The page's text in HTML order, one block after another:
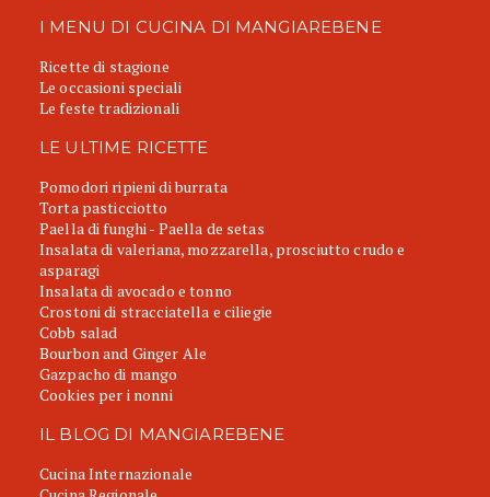
I MENU DI CUCINA DI MANGIAREBENE
Ricette di stagione
Le occasioni speciali
Le feste tradizionali
LE ULTIME RICETTE
Pomodori ripieni di burrata
Torta pasticciotto
Paella di funghi - Paella de setas
Insalata di valeriana, mozzarella, prosciutto crudo e
asparagi
Insalata di avocado e tonno
Crostoni di stracciatella e ciliegie
Cobb salad
Bourbon and Ginger Ale
Gazpacho di mango
Cookies per i nonni
IL BLOG DI MANGIAREBENE
Cucina Internazionale